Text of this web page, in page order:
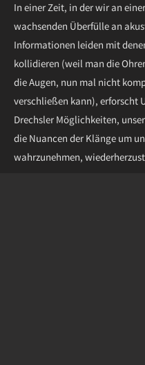
In einer Zeit, in der wir an
wachsenden Überfülle an
Informationen leiden mit
kollidieren (weil man die
die Augen, nun mal nicht
verschließen kann), erforscht
Drechsler Möglichkeiten,
die Nuancen der Klänge um
wahrzunehmen,